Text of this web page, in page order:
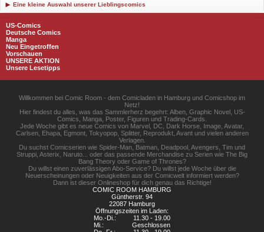
Eine kleine Auswahl unserer Lieblingscomics
US-Comics
Deutsche Comics
Manga
Neu Eingetroffen
Vorschauen
UNSERE AKTION
Unsere Lesetipps
Willkommen bei Comic Room - dem Comicladen in Hamburg und Comicshop im
Netz!
Hier findest du alles, was das Sammlerherz begehrt: Alben, Graphic Novel, US-
Comics, Manga, Poster, Figuren und Trading-Cards.
Jede Woche gibt es neue Comics von Marvel, DC, Dark Horse, Image, Avatar,
Carlsen, Ehapa, Egmont, Tokyopop, Splitter, Reprodukt, Avant und vielen anderen
Verlagen.
Du suchst Comicserien wie Spider-Man, Batman, Deadpool, Avengers, Tim und
Struppi, Asterix, Naruto... oder das passende Merchandise zu Serien wie The Big
Bang Theory oder Game of Thrones?
Du willst einen zuverlässigen Abo-Service? Du willst jede Woche über die
Neuerscheinungen oder Neuigkeiten aus der Comicwelt informiert werden?
Dann ist dieser Onlineshop für dich genau das Richtige!
COMIC ROOM HAMBURG
Güntherstr. 94
22087 Hamburg
Öffnungszeiten im Laden:
Mo.-Di.:
11.30 - 19.00
Mi.:
Geschlossen